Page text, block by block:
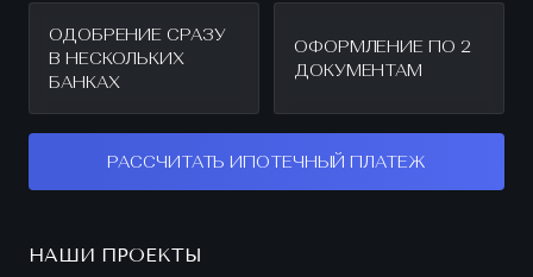
ОДОБРЕНИЕ СРАЗУ
В НЕСКОЛЬКИХ
БАНКАХ
ОФОРМЛЕНИЕ ПО 2
ДОКУМЕНТАМ
РАССЧИТАТЬ ИПОТЕЧНЫЙ ПЛАТЕЖ
НАШИ ПРОЕКТЫ